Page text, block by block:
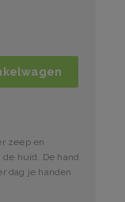
zeep en
huid. De hand
dag je handen